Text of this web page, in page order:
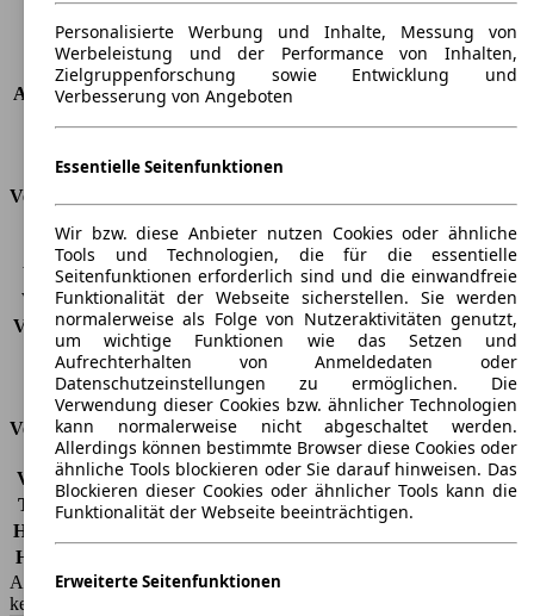
Sitze
5
Dachlast
-
Anhängelast (ungebremst) 580 kg
Verbrauch
CO2 Emissionen*
-
Verbrauch (Stadt)
-
Verbrauch (Land)
-
Verbrauch (komb.)* -
Schadstoffklasse
EU6d
Tankinhalt
41 l
Versicherungsklassen
Vollkasko -
Teilkasko -
Haftpflicht
HSN/TSN
AutoScout24 GmbH übernimmt für die Richtigkeit der Angaben
keine Gewähr.
Personalisierte Werbung und Inhalte, Messung von
Werbeleistung und der Performance von Inhalten,
Zielgruppenforschung sowie Entwicklung und
Verbesserung von Angeboten
Essentielle Seitenfunktionen
Wir bzw. diese Anbieter nutzen Cookies oder ähnliche
Tools und Technologien, die für die essentielle
Seitenfunktionen erforderlich sind und die einwandfreie
Funktionalität der Webseite sicherstellen. Sie werden
normalerweise als Folge von Nutzeraktivitäten genutzt,
um wichtige Funktionen wie das Setzen und
Aufrechterhalten von Anmeldedaten oder
Datenschutzeinstellungen zu ermöglichen. Die
Verwendung dieser Cookies bzw. ähnlicher Technologien
kann normalerweise nicht abgeschaltet werden.
Allerdings können bestimmte Browser diese Cookies oder
ähnliche Tools blockieren oder Sie darauf hinweisen. Das
Blockieren dieser Cookies oder ähnlicher Tools kann die
Funktionalität der Webseite beeinträchtigen.
Erweiterte Seitenfunktionen